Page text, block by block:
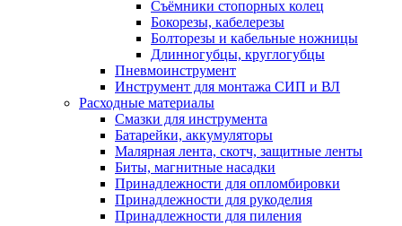
Съёмники стопорных колец
Бокорезы, кабелерезы
Болторезы и кабельные ножницы
Длинногубцы, круглогубцы
Пневмоинструмент
Инструмент для монтажа СИП и ВЛ
Расходные материалы
Смазки для инструмента
Батарейки, аккумуляторы
Малярная лента, скотч, защитные ленты
Биты, магнитные насадки
Принадлежности для опломбировки
Принадлежности для рукоделия
Принадлежности для пиления